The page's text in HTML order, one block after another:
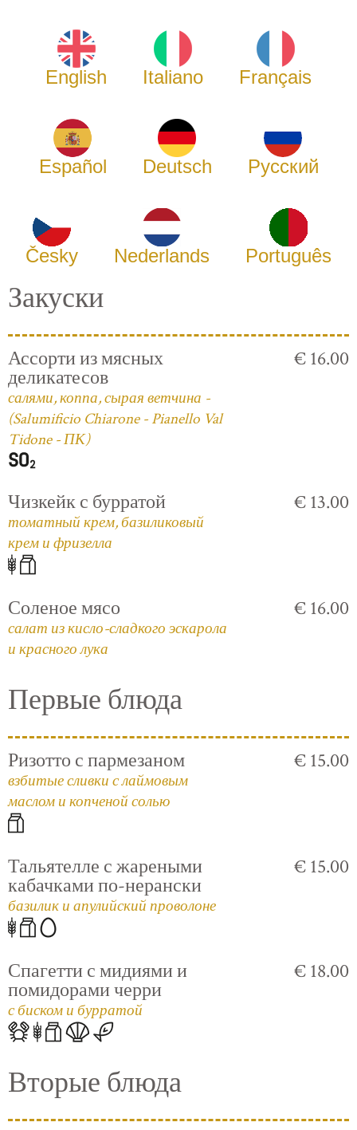
English Italiano Français
Español Deutsch Русский
Česky Nederlands Português
Закуски
Ассорти из мясных
деликатесов
салями, коппа, сырая ветчина -
(Salumificio Chiarone - Pianello Val
Tidone - ПК)
€ 16.00
Чизкейк с бурратой
томатный крем, базиликовый
крем и фризелла
€ 13.00
Соленое мясо
салат из кисло-сладкого эскарола
и красного лука
€ 16.00
Первые блюда
Ризотто с пармезаном
взбитые сливки с лаймовым
маслом и копченой солью
€ 15.00
Тальятелле с жареными
кабачками по-нерански
базилик и апулийский проволоне
€ 15.00
Спагетти с мидиями и
помидорами черри
с биском и бурратой
€ 18.00
Вторые блюда